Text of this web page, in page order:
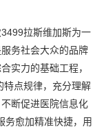
拉斯维加斯为一
务社会大众的品牌
实力的基础工程，
特点规律，充分理解
断促进医院信息化
务愈加精准快捷，用